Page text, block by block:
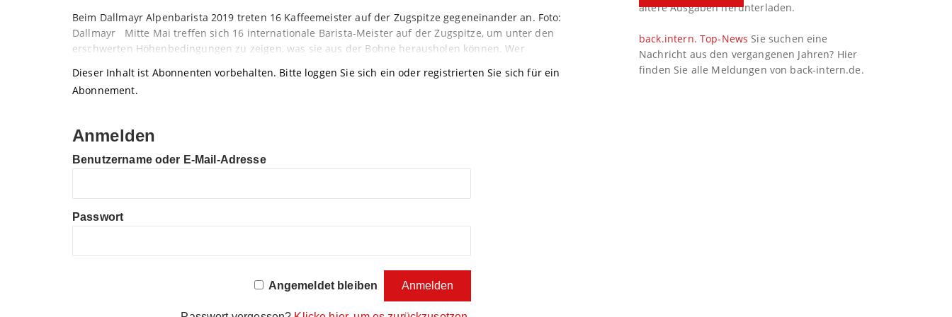
Beim Dallmayr Alpenbarista 2019 treten 16 Kaffeemeister auf der Zugspitze gegeneinander an. Foto:
Dallmayr Mitte Mai treffen sich 16 internationale Barista-Meister auf der Zugspitze, um unter den
erschwerten Höhenbedingungen zu zeigen, was sie aus der Bohne herausholen können. Wer
Dieser Inhalt ist Abonnenten vorbehalten. Bitte loggen Sie sich ein oder registrierten Sie sich für ein
Abonnement.
Anmelden
Benutzername oder E-Mail-Adresse
Passwort
Angemeldet bleiben
ältere Ausgaben herunterladen.
back.intern. Top-News Sie suchen eine
Nachricht aus den vergangenen Jahren? Hier
finden Sie alle Meldungen von back-intern.de.